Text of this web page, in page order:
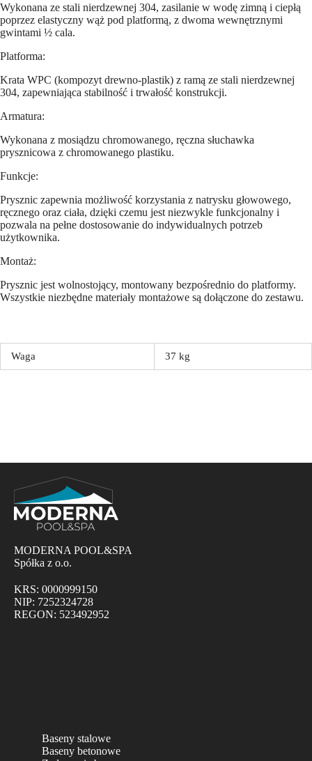
Wykonana ze stali nierdzewnej 304, zasilanie w wodę zimną i ciepłą
poprzez elastyczny wąż pod platformą, z dwoma wewnętrznymi
gwintami ½ cala.
Platforma:
Krata WPC (kompozyt drewno-plastik) z ramą ze stali nierdzewnej
304, zapewniająca stabilność i trwałość konstrukcji.
Armatura:
Wykonana z mosiądzu chromowanego, ręczna słuchawka
prysznicowa z chromowanego plastiku.
Funkcje:
Prysznic zapewnia możliwość korzystania z natrysku głowowego,
ręcznego oraz ciała, dzięki czemu jest niezwykle funkcjonalny i
pozwala na pełne dostosowanie do indywidualnych potrzeb
użytkownika.
Montaż:
Prysznic jest wolnostojący, montowany bezpośrednio do platformy.
Wszystkie niezbędne materiały montażowe są dołączone do zestawu.
Waga 37 kg
MODERNA POOL&SPA
Spółka z o.o.
KRS: 0000999150
NIP: 7252324728
REGON: 523492952
Baseny stalowe
Baseny betonowe